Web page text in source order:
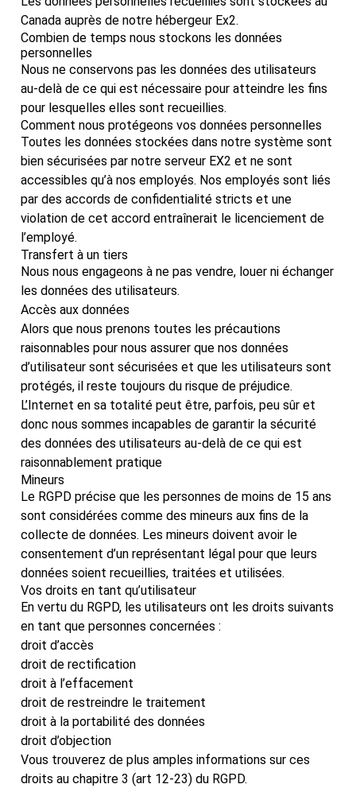
Canada auprès de notre hébergeur Ex2.
Combien de temps nous stockons les données
personnelles
Nous ne conservons pas les données des utilisateurs
au-delà de ce qui est nécessaire pour atteindre les fins
pour lesquelles elles sont recueillies.
Comment nous protégeons vos données personnelles
Toutes les données stockées dans notre système sont
bien sécurisées par notre serveur EX2 et ne sont
accessibles qu’à nos employés. Nos employés sont liés
par des accords de confidentialité stricts et une
violation de cet accord entraînerait le licenciement de
l’employé.
Transfert à un tiers
Nous nous engageons à ne pas vendre, louer ni échanger
les données des utilisateurs.
Accès aux données
Alors que nous prenons toutes les précautions
raisonnables pour nous assurer que nos données
d’utilisateur sont sécurisées et que les utilisateurs sont
protégés, il reste toujours du risque de préjudice.
L’Internet en sa totalité peut être, parfois, peu sûr et
donc nous sommes incapables de garantir la sécurité
des données des utilisateurs au-delà de ce qui est
raisonnablement pratique
Mineurs
Le RGPD précise que les personnes de moins de 15 ans
sont considérées comme des mineurs aux fins de la
collecte de données. Les mineurs doivent avoir le
consentement d’un représentant légal pour que leurs
données soient recueillies, traitées et utilisées.
Vos droits en tant qu’utilisateur
En vertu du RGPD, les utilisateurs ont les droits suivants
en tant que personnes concernées :
droit d’accès
droit de rectification
droit à l’effacement
droit de restreindre le traitement
droit à la portabilité des données
droit d’objection
Vous trouverez de plus amples informations sur ces
droits au chapitre 3 (art 12-23) du RGPD.